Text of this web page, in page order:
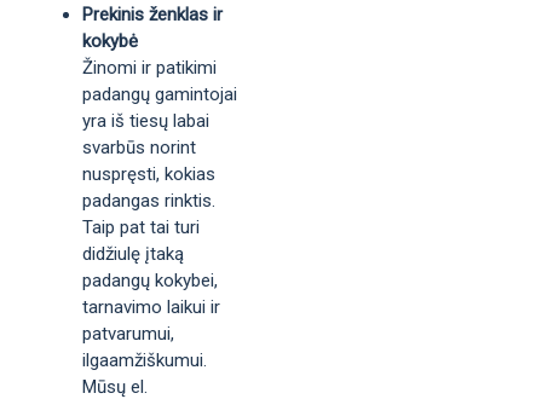
Prekinis ženklas ir
kokybė
Žinomi ir patikimi
padangų gamintojai
yra iš tiesų labai
svarbūs norint
nuspręsti, kokias
padangas rinktis.
Taip pat tai turi
didžiulę įtaką
padangų kokybei,
tarnavimo laikui ir
patvarumui,
ilgaamžiškumui.
Mūsų el.